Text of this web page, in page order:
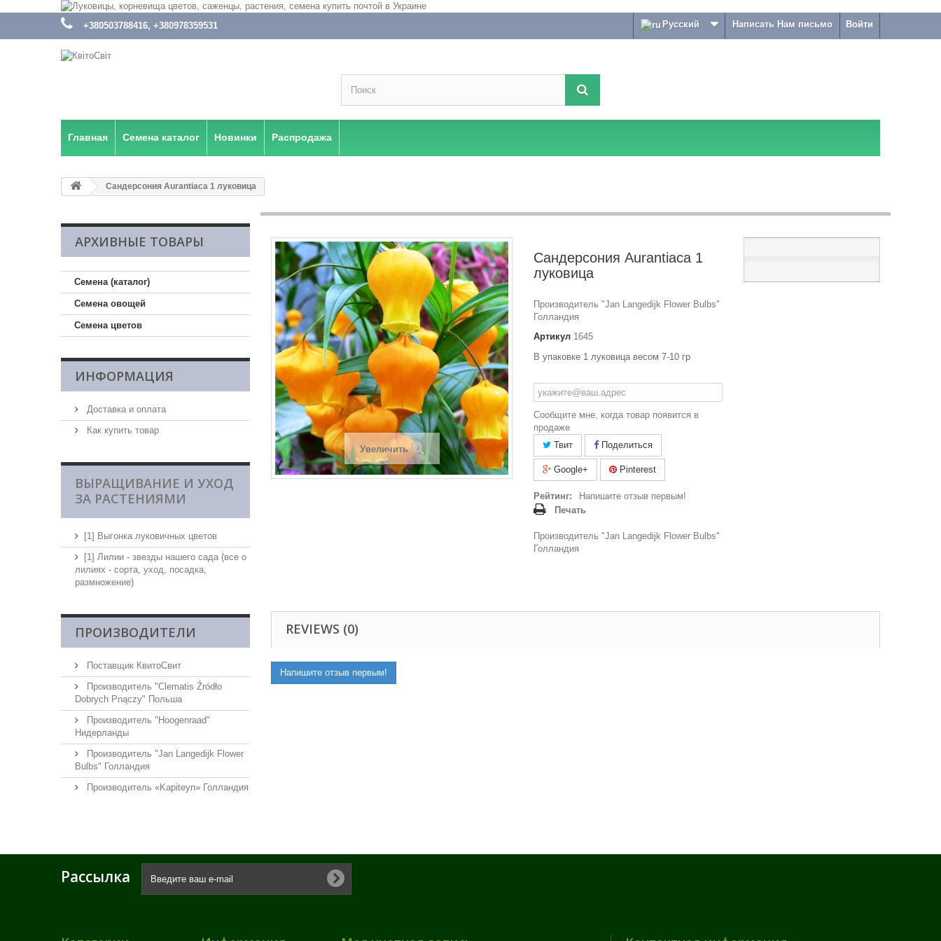
Войти
Написать Нам письмо
: +380503788416, +380978359531 Русский
Главная Семена каталог Новинки Распродажа
Сандерсония Aurantiaca 1 луковица
АРХИВНЫЕ ТОВАРЫ
Семена (каталог)
Семена овощей
Семена цветов
ИНФОРМАЦИЯ
Доставка и оплата
Как купить товар
ВЫРАЩИВАНИЕ И УХОД
ЗА РАСТЕНИЯМИ
[1] Выгонка луковичных цветов
[1] Лилии - звезды нашего сада (все о
лилиях - сорта, уход, посадка,
размножение)
ПРОИЗВОДИТЕЛИ
Поставщик КвитоСвит
Производитель "Clematis Źródło
Dobrych Pnączy" Польша
Производитель "Hoogenraad"
Нидерланды
Производитель "Jan Langedijk Flower
Bulbs" Голландия
Производитель «Kapiteyn» Голландия
Увеличить
Сандерсония Aurantiaca 1
луковица
Производитель "Jan Langedijk Flower Bulbs"
Голландия
Артикул 1645
В упаковке 1 луковица весом 7-10 гр
Сообщите мне, когда товар появится в
продаже
Твит
Поделиться
Google+ Pinterest
Рейтинг:
Напишите отзыв первым!
Печать
Производитель "Jan Langedijk Flower Bulbs"
Голландия
REVIEWS (0)
Напишите отзыв первым!
Рассылка